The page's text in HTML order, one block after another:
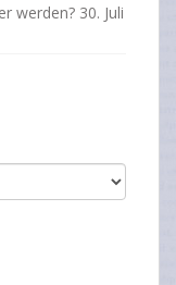
werden? 30. Juli